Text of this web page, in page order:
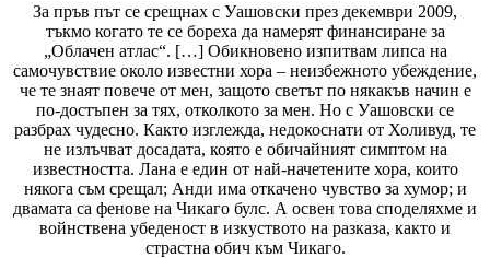
За пръв път се срещнах с Уашовски през декември 2009,
тъкмо когато те се бореха да намерят финансиране за
„Облачен атлас“. […] Обикновено изпитвам липса на
самочувствие около известни хора – неизбежното убеждение,
че те знаят повече от мен, защото светът по някакъв начин е
по-достъпен за тях, отколкото за мен. Но с Уашовски се
разбрах чудесно. Както изглежда, недокоснати от Холивуд, те
не излъчват досадата, която е обичайният симптом на
известността. Лана е един от най-начетените хора, които
някога съм срещал; Анди има откачено чувство за хумор; и
двамата са фенове на Чикаго булс. А освен това споделяхме и
войнствена убеденост в изкуството на разказа, както и
страстна обич към Чикаго.